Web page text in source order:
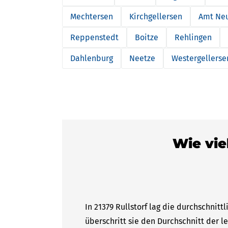
Mechtersen Kirchgellersen Amt
Reppenstedt Boitze Rehlingen
Dahlenburg Neetze
Wie
In 21379 Rullstorf lag die
überschritt sie den Durchschnitt der